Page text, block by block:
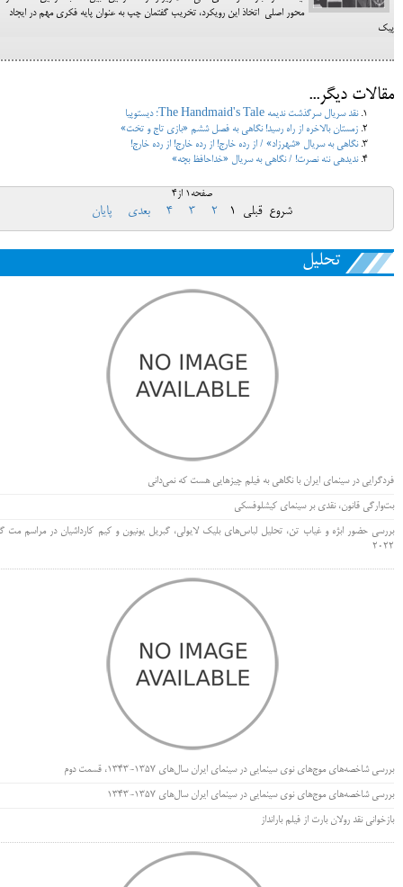
محور اصلی اتخاذ این رویکرد، تخریب گفتمان چپ به عنوان پایه فکری مهم در ایجاد
پیک
مقالات دیگر...
نقد سریال سرگذشت ندیمه The Handmaid's Tale؛ دیستوپیا
زمستان بالاخره از راه رسید! نگاهی به فصل ششم «بازی تاج و تخت»
نگاهی به سریال «شهرزاد» / از رده خارج! از رده خارج! از رده خارج!
ندیده‎ی ننه نصرت! / نگاهی به سریال «خداحافظ بچه»
صفحه1 از4
شروع قبلی 1
2
3
4 بعدی پایان
تحلیل
فردگرایی در سینمای ایران با نگاهی به فیلم چیزهایی هست که نمی‌دانی
بت‌وارگی قانون، نقدی بر سینمای کیشلوفسکی
بررسی حضور ابژه و غیاب تن، تحلیل لباس‌های بلیک لایولی، گبریل یونیون و کیم کارداشیان در مراسم مت
۲۰۲۲
بررسی شاخصه‌های موج‌های نوی سینمایی در سینمای ایران سال‌های 1357-1343، قسمت دوم
بررسی شاخصه‌های موج‌های نوی سینمایی در سینمای ایران سال‌های 1357-1343
بازخوانی نقد رولان بارت از فیلم بارانداز